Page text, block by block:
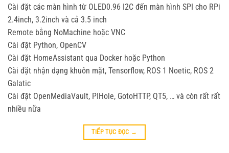
Cài đặt các màn hình từ OLED0.96 I2C đến màn hình SPI cho RPi
2.4inch, 3.2inch và cả 3.5 inch
Remote bằng NoMachine hoặc VNC
Cài đặt Python, OpenCV
Cài đặt HomeAssistant qua Docker hoặc Python
Cài đặt nhận dạng khuôn mặt, Tensorflow, ROS 1 Noetic, ROS 2
Galatic
Cài đặt OpenMediaVault, PIHole, GotoHTTP, QT5, … và còn rất rất
nhiều nữa
TIẾP TỤC ĐỌC →